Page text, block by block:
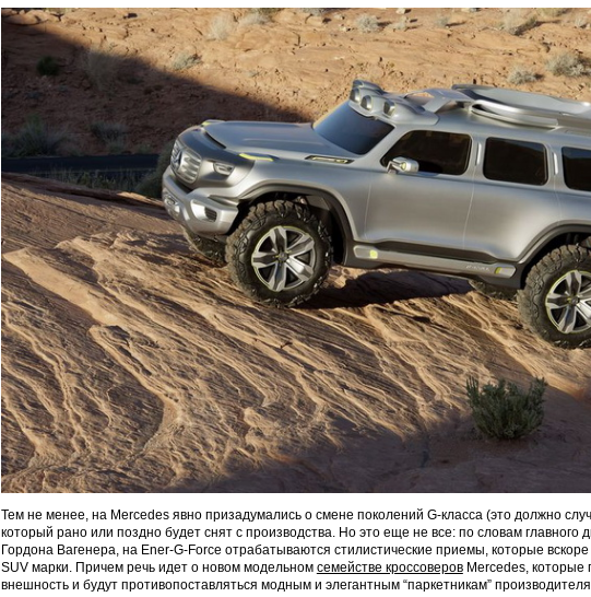
Тем не менее, на Mercedes явно призадумались о смене поколений G-класса (это должно
который рано или поздно будет снят с производства. Но это еще не все: по словам главного
Гордона Вагенера, на Ener-G-Force отрабатываются стилистические приемы, которые
SUV марки. Причем речь идет о новом модельном семействе кроссоверовMercedes, которые
внешность и будут противопоставляться модным и элегантным “паркетникам”